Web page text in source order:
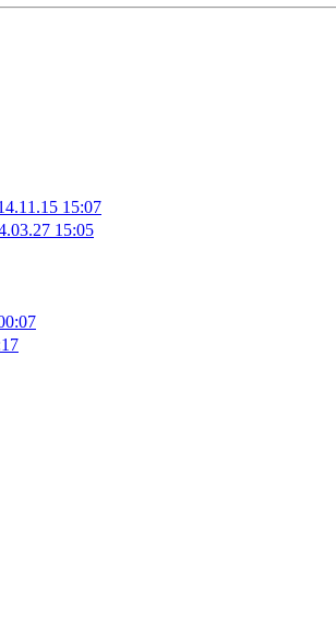
15:07
15:05